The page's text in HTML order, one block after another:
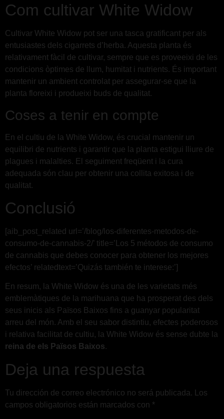
Com cultivar White Widow
Cultivar White Widow pot ser una tasca gratificant per als
entusiastes dels cigarrets d’herba. Aquesta planta és
relativament fàcil de cultivar, sempre que es proveeixi de les
condicions òptimes de llum, humitat i nutrients. És important
mantenir un ambient controlat per assegurar-se que la
planta floreixi i produeixi buds de qualitat.
Coses a tenir en compte
En el cultiu de la White Widow, és crucial mantenir un
equilibri de nutrients i garantir que la planta estigui lliure de
plagues i malalties. El seguiment freqüent i la cura
adequada són clau per obtenir una collita exitosa i de
qualitat.
Conclusió
[aib_post_related url=’/blog/los-diferentes-metodos-de-
consumo-de-cannabis-2/’ title=’Los 5 métodos de consumo
de cannabis que debes conocer para obtener los mejores
efectos’ relatedtext=’Quizás también te interese:’]
En resum, la White Widow és una de les varietats més
emblemàtiques de la marihuana que ha prosperat des dels
seus inicis als Països Baixos fins a guanyar popularitat
arreu del món. Amb el seu sabor distintiu, efectes poderosos
i relativa facilitat de cultiu, la White Widow és sense dubte la
reina de els Països Baixos.
Deja una respuesta
Tu dirección de correo electrónico no será publicada.
Los
campos obligatorios están marcados con *